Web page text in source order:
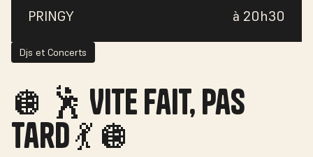
PRINGY à 20h30
Djs et Concerts
🪩 🕺 Vite fait, pas
tard 💃 🪩